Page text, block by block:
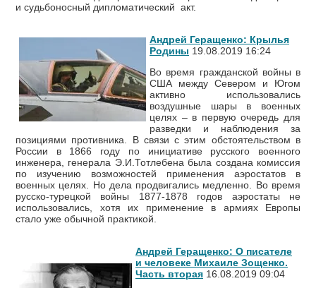
и судьбоносный дипломатический акт.
Андрей Геращенко: Крылья
Родины 19.08.2019 16:24
Во время гражданской войны в
США между Севером и Югом
активно использовались
воздушные шары в военных
целях – в первую очередь для
разведки и наблюдения за
позициями противника. В связи с этим обстоятельством в
России в 1866 году по инициативе русского военного
инженера, генерала Э.И.Тотлебена была создана комиссия
по изучению возможностей применения аэростатов в
военных целях. Но дела продвигались медленно. Во время
русско-турецкой войны 1877-1878 годов аэростаты не
использовались, хотя их применение в армиях Европы
стало уже обычной практикой.
Андрей Геращенко: О писателе
и человеке Михаиле Зощенко.
Часть вторая 16.08.2019 09:04